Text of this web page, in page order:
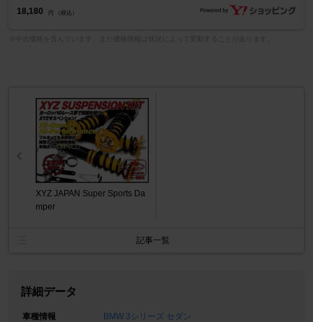
18,180 円 （税込）
XYZ JAPAN Super Sports Da
mper
記事一覧
詳細データ
車種情報
BMW 3シリーズ セダン